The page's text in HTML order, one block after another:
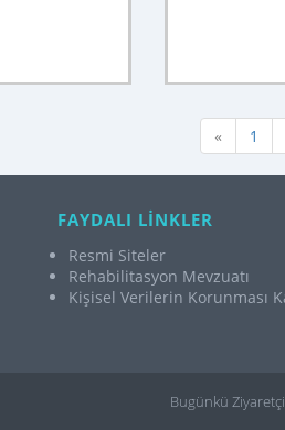
« 1
FAYDALI LİNKLER
Resmi Siteler
Rehabilitasyon Mevzuatı
Kişisel Verilerin Korunması
Bugünkü Ziyaretçi